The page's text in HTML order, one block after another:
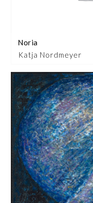
Katja Nordmeyer
Noria